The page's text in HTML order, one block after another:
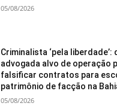
05/08/2026
Criminalista ‘pela liberdade’:
advogada alvo de operação
falsificar contratos para
patrimônio de facção na
05/08/2026